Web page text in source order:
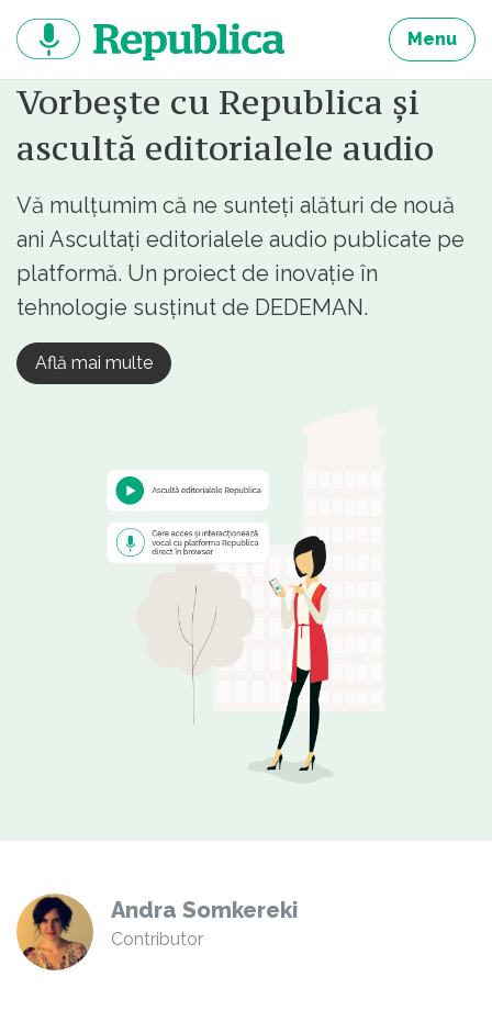
continut
Menu
Vorbește cu Republica și
ascultă editorialele audio
Vă mulțumim că ne sunteți alături de nouă
ani Ascultați editorialele audio publicate pe
platformă. Un proiect de inovație în
tehnologie susținut de DEDEMAN.
Află mai multe
Andra Somkereki
Contributor